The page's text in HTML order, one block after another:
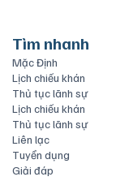
Tìm nhanh
Mặc Định
Lịch chiếu khán
Thủ tục lãnh sự
Lịch chiếu khán
Thủ tục lãnh sự
Liên lạc
Tuyển dụng
Giải đáp